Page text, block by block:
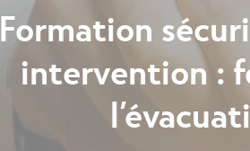
Formation
intervention :